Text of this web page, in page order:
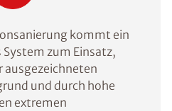
kommt ein
zum Einsatz,
ausgezeichneten
und durch hohe
extremen